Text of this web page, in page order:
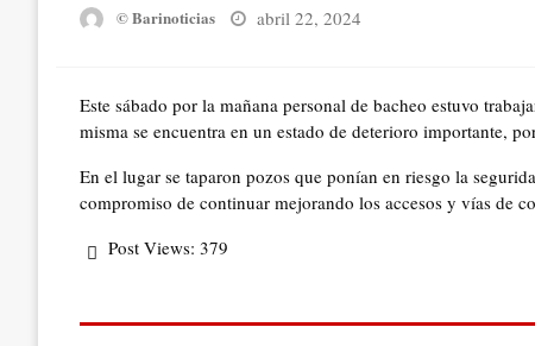
© Barinoticias
Posted
abril 22, 2024
Este sábado por la mañana personal de bacheo estuvo
misma se encuentra en un estado de deterioro importante,
En el lugar se taparon pozos que ponían en riesgo la
compromiso de continuar mejorando los accesos y vías de
Post Views: 379